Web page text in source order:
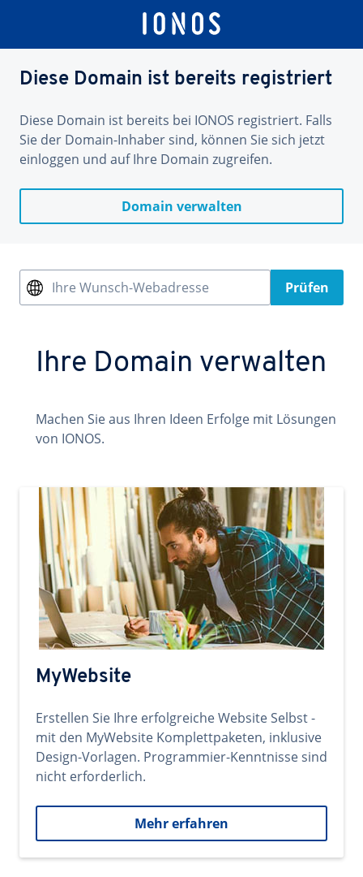
Diese Domain ist bereits registriert
Diese Domain ist bereits bei IONOS registriert. Falls
Sie der Domain-Inhaber sind, können Sie sich jetzt
einloggen und auf Ihre Domain zugreifen.
Domain verwalten
Ihre Wunsch-Webadresse Prüfen
Ihre Domain verwalten
Machen Sie aus Ihren Ideen Erfolge mit Lösungen
von IONOS.
MyWebsite
Erstellen Sie Ihre erfolgreiche Website Selbst -
mit den MyWebsite Komplettpaketen, inklusive
Design-Vorlagen. Programmier-Kenntnisse sind
nicht erforderlich.
Mehr erfahren